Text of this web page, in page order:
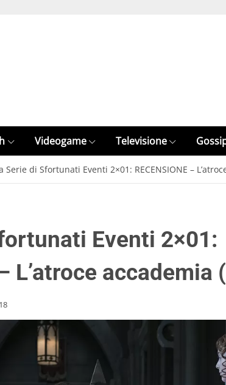
Videogame Televisione
Serie di Sfortunati Eventi 2×01: RECENSIONE –
Eventi 2×01:
L’atroce accademia